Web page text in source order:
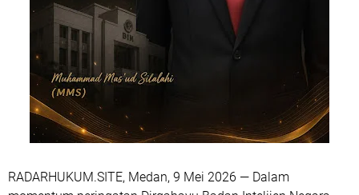
RADARHUKUM.SITE, Medan, 9 Mei 2026 — Dalam